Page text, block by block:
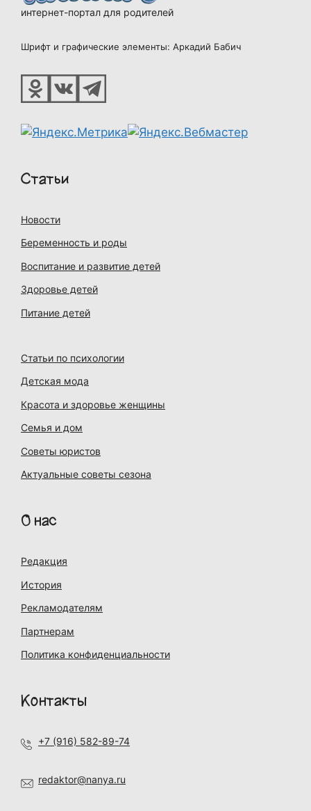
интернет-портал для родителей
Шрифт и графические элементы: Аркадий Бабич
Статьи
Новости
Беременность и роды
Воспитание и развитие детей
Здоровье детей
Питание детей
Статьи по психологии
Детская мода
Красота и здоровье женщины
Семья и дом
Советы юристов
Актуальные советы сезона
О нас
Редакция
История
Рекламодателям
Партнерам
Политика конфиденциальности
Контакты
+7 (916) 582-89-74
redaktor@nanya.ru